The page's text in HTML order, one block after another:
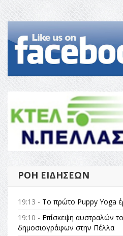
ΡΟΉ ΕΙΔΉΣΕΩΝ
19:13 - Το πρώτο Puppy Yoga
19:10 - Επίσκεψη αυστραλών
δημοσιογράφων στην Πέλλα